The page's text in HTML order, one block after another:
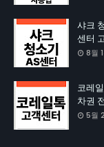
샤크
센터
8월
코레
차권
5월